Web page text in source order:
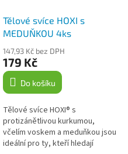
Tělové svíce HOXI s
MEDUŇKOU 4ks
147,93 Kč bez DPH
179 Kč
Do košíku
Tělové svíce HOXI® s
protizánětlivou kurkumou,
včelím voskem a meduňkou jsou
ideální pro ty, kteří hledají